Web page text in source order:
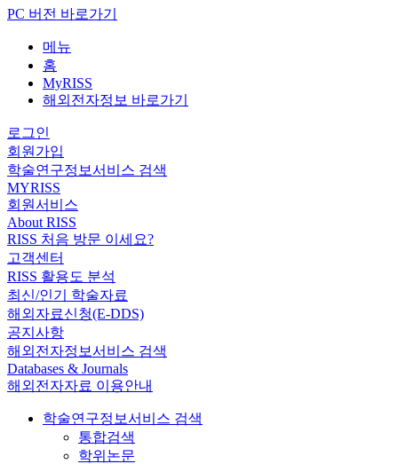
PC 버전 바로가기
메뉴
홈
MyRISS
해외전자정보 바로가기
로그인
회원가입
학술연구정보서비스 검색
MYRISS
회원서비스
About RISS
RISS 처음 방문 이세요?
고객센터
RISS 활용도 분석
최신/인기 학술자료
해외자료신청(E-DDS)
공지사항
해외전자정보서비스 검색
Databases & Journals
해외전자자료 이용안내
학술연구정보서비스 검색
통합검색
학위논문